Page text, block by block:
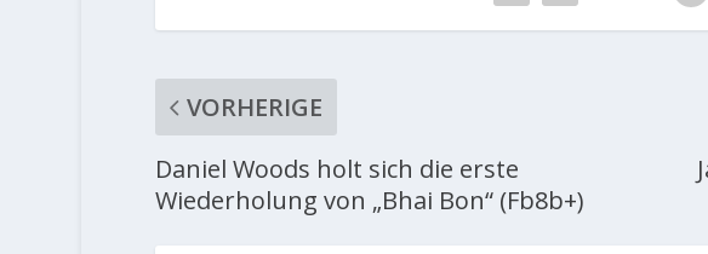
VORHERIGE
Daniel Woods holt sich die erste
Wiederholung von „Bhai Bon“ (Fb8b+)